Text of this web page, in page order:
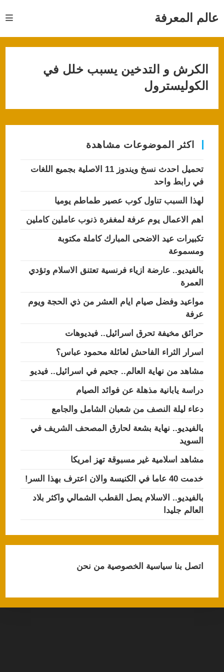
عالم المعرفة
الكرش و التدخين يسبب خلل في
الكوليسترول
اكثر الموضوعات مشاهدة
تحميل احدث نسخ ويندوز 11 الاصلية بجميع اللغات
في رابط واحد
لهذا السبب تناول كوب عصير طماطم يوميا
اهم الاعمال يوم عرفة لمغفرة ذنوب عاملين كاملين
تكبيرات عيد الاضحى المبارك كاملة مكتوبة
ومسموعة
بالفيديو.. عارضة ازياء فرنسية تعتنق الاسلام وتؤدي
العمرة
مواعيد وفضل صيام ايام العشر من ذي الحجة ويوم
عرفة
حرائق مخيفة تحرق اسرائيل.. فيديوهات
اسرار الثراء الفاحش لعائلة محمود عباس؟
مشاهد من نهاية العالم.. جحيم في اسرائيل.. فيديو
دراسة يابانية مذهلة عن فوائد الصيام
دعاء ليلة النصف من شعبان الشامل والجامع
بالفيديو.. نهاية بشعة لحارق المصحف الشريف في
السويد
مشاهد اسلامية غير مسبوقة تهز امريكا
خدمت 40 عاما في الكنيسة والان اعترف بهذا السر!
بالفيديو.. الاسلام يصل القطب الشمالي واكثر بلاد
العالم جليدا
اتصل بناسياسية الخصوصيةمن نحن